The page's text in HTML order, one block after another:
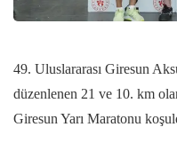
49. Uluslararası Giresun
düzenlenen 21 ve 10. km
Giresun Yarı Maratonu